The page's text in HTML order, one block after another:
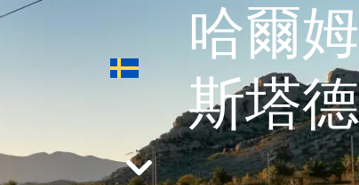
哈爾姆
斯塔德